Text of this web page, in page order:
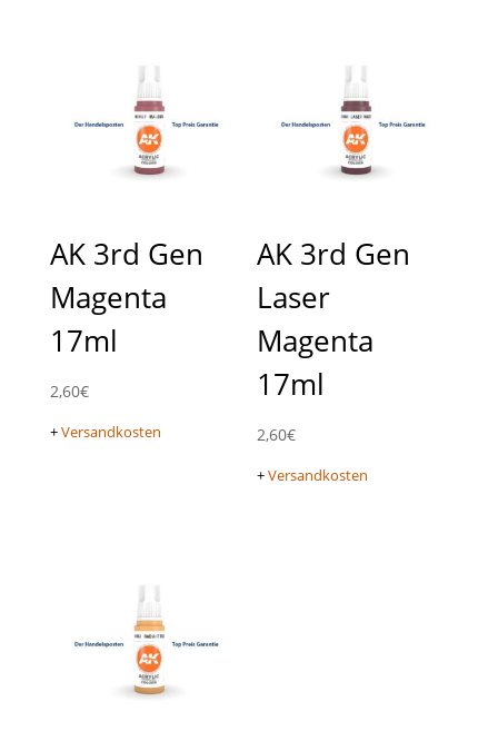
AK 3rd Gen
Magenta
17ml
2,60€
+Versandkosten
AK 3rd Gen
Laser
Magenta
17ml
2,60€
+Versandkosten